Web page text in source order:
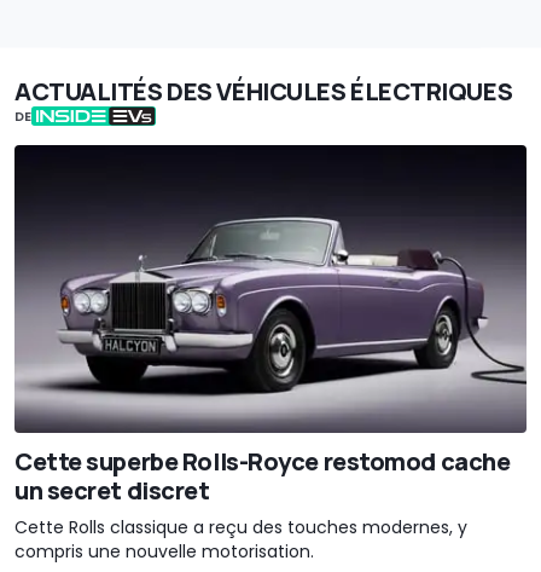
ACTUALITÉS DES VÉHICULES ÉLECTRIQUES
DE
Cette superbe Rolls-Royce restomod cache
un secret discret
Cette Rolls classique a reçu des touches modernes, y
compris une nouvelle motorisation.